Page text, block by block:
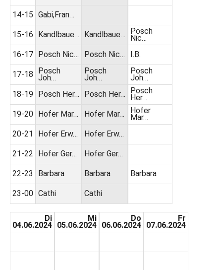
14-15
15-16
16-17
17-18
18-19
19-20
20-21
21-22
22-23
23-00
Gabi,Fran…
Kandlbaue…
Posch Nic…
Posch
Joh…
Posch Her…
Hofer Mar…
Hofer Erw…
Hofer Ger…
Barbara
Cathi
Kandlbaue…
Posch Nic…
Posch
Joh…
Posch Her…
Hofer Mar…
Hofer Erw…
Hofer Ger…
Barbara
Cathi
Posch
Nic…
I.B.
Posch
Joh…
Posch
Her…
Hofer
Mar…
Barbara
Di
04.06.2024
Mi
05.06.2024
Do
06.06.2024
Fr
07.06.2024